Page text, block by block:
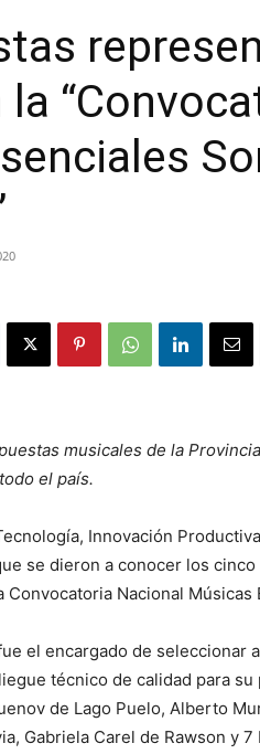
musicales de la
el país.
Innovación
se dieron a conocer los
Convocatoria Nacional
el encargado de seleccionar
técnico de calidad para
de Lago Puelo, Alberto
Gabriela Carel de Rawson y